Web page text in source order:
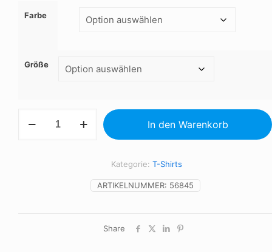
Farbe
Größe
In den Warenkorb
ARTIKELNUMMER: 56845
Kategorie: T-Shirts
Share